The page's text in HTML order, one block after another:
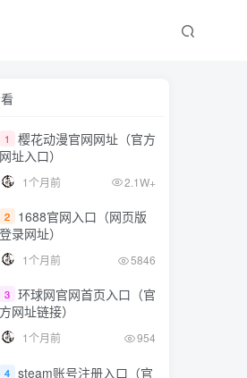
基础
命令？
Screen？
的使用
Screen会话
的Screen会话
会话中分离
1
樱花动漫官网网址（官方
网址入口）
1个月前 2.1W+
2
1688官网入口（网页版
登录网址）
1个月前 5846
3 环球网官网首页入口（官
方网址链接）
1个月前 954
4 steam账号注册入口（官